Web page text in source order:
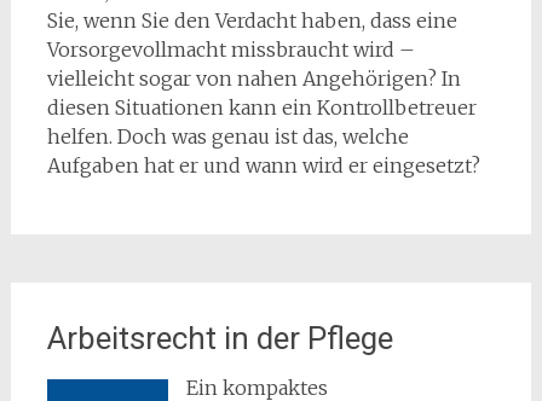
Sie, wenn Sie den Verdacht haben, dass eine
Vorsorgevollmacht missbraucht wird –
vielleicht sogar von nahen Angehörigen? In
diesen Situationen kann ein Kontrollbetreuer
helfen. Doch was genau ist das, welche
Aufgaben hat er und wann wird er eingesetzt?
Arbeitsrecht in der Pflege
Ein kompaktes